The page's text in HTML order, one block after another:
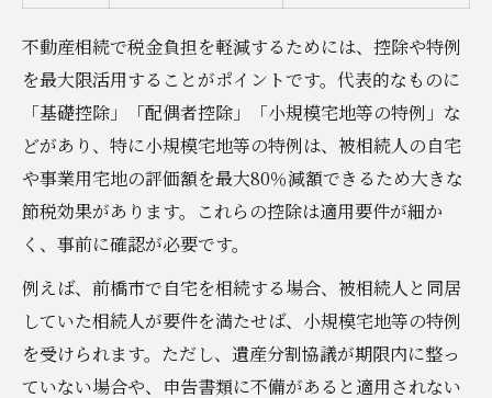
不動産相続で税金負担を軽減するためには、控除や特例
を最大限活用することがポイントです。代表的なものに
「基礎控除」「配偶者控除」「小規模宅地等の特例」な
どがあり、特に小規模宅地等の特例は、被相続人の自宅
や事業用宅地の評価額を最大80％減額できるため大きな
節税効果があります。これらの控除は適用要件が細か
く、事前に確認が必要です。
例えば、前橋市で自宅を相続する場合、被相続人と同居
していた相続人が要件を満たせば、小規模宅地等の特例
を受けられます。ただし、遺産分割協議が期限内に整っ
ていない場合や、申告書類に不備があると適用されない